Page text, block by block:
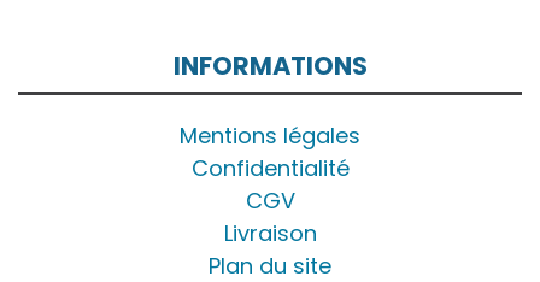
INFORMATIONS
Mentions légales
Confidentialité
CGV
Livraison
Plan du site